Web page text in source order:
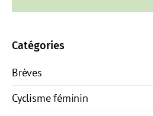
Catégories
Brèves
Cyclisme féminin